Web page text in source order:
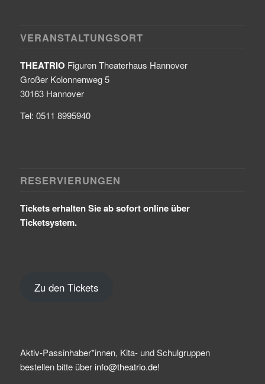
VERANSTALTUNGSORT
THEATRIO Figuren Theaterhaus Hannover
Großer Kolonnenweg 5
30163 Hannover
Tel: 0511 8995940
RESERVIERUNGEN
Tickets erhalten Sie ab sofort online über
Ticketsystem.
Zu den Tickets
Aktiv-Passinhaber*innen, Kita- und Schulgruppen
bestellen bitte über info@theatrio.de!